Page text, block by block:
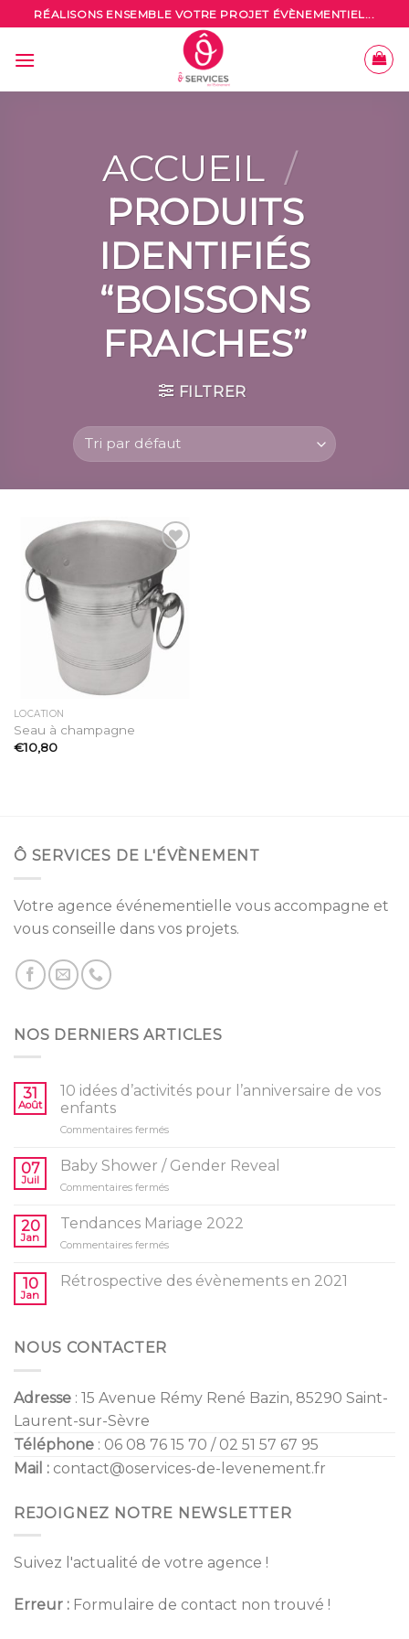
to
content
RÉALISONS ENSEMBLE VOTRE PROJET ÉVÈNEMENTIEL...
ACCUEIL /
PRODUITS
IDENTIFIÉS
“BOISSONS
FRAICHES”
FILTRER
Ajouter
à la
liste
d’envies
LOCATION
Seau à champagne
€10,80
Ô SERVICES DE L'ÉVÈNEMENT
Votre agence événementielle vous accompagne et
vous conseille dans vos projets.
NOS DERNIERS ARTICLES
31
Août
10 idées d’activités pour l’anniversaire de vos
enfants
Commentaires ferméssur
idées
pour
de
07
Juil
Baby Shower / Gender Reveal
Commentaires ferméssur
Shower
Gender
20
Jan
Tendances Mariage 2022
Commentaires ferméssur
Mariage
10
Jan
Rétrospective des évènements en 2021
NOUS CONTACTER
Adresse : 15 Avenue Rémy René Bazin, 85290 Saint-
Laurent-sur-Sèvre
Téléphone : 06 08 76 15 70 / 02 51 57 67 95
Mail : contact@oservices-de-levenement.fr
REJOIGNEZ NOTRE NEWSLETTER
Suivez l'actualité de votre agence !
Erreur : Formulaire de contact non trouvé !